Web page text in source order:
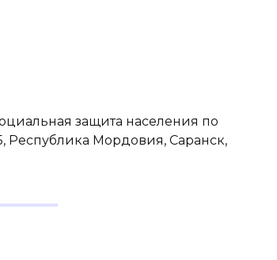
защита населения по
Республика Мордовия, Саранск,